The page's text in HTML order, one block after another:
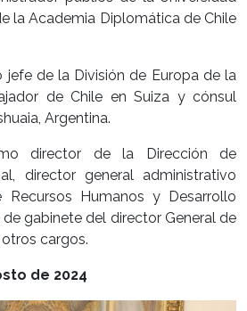
la Academia Diplomática de Chile
de la División de Europa de la
de Chile en Suiza y cónsul
Argentina.
director de la Dirección de
director general administrativo
Recursos Humanos y Desarrollo
gabinete del director General de
cargos.
de 2024